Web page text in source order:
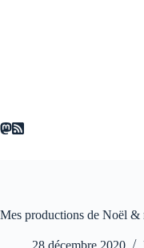
Mes productions de Noël &
28 décembre 2020